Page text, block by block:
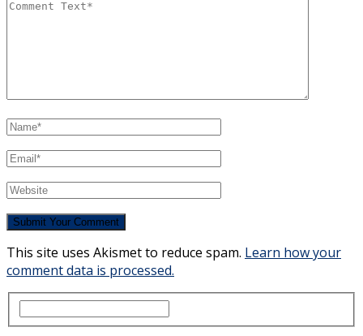
This site uses Akismet to reduce spam. Learn how your
comment data is processed.